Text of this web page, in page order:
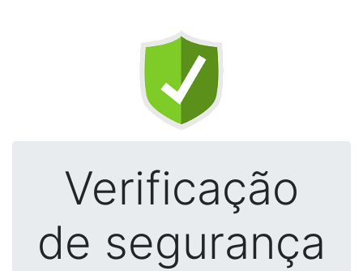
Verificação
de segurança